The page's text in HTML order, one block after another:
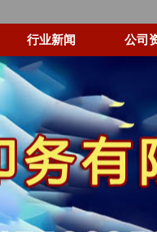
行业新闻 公司